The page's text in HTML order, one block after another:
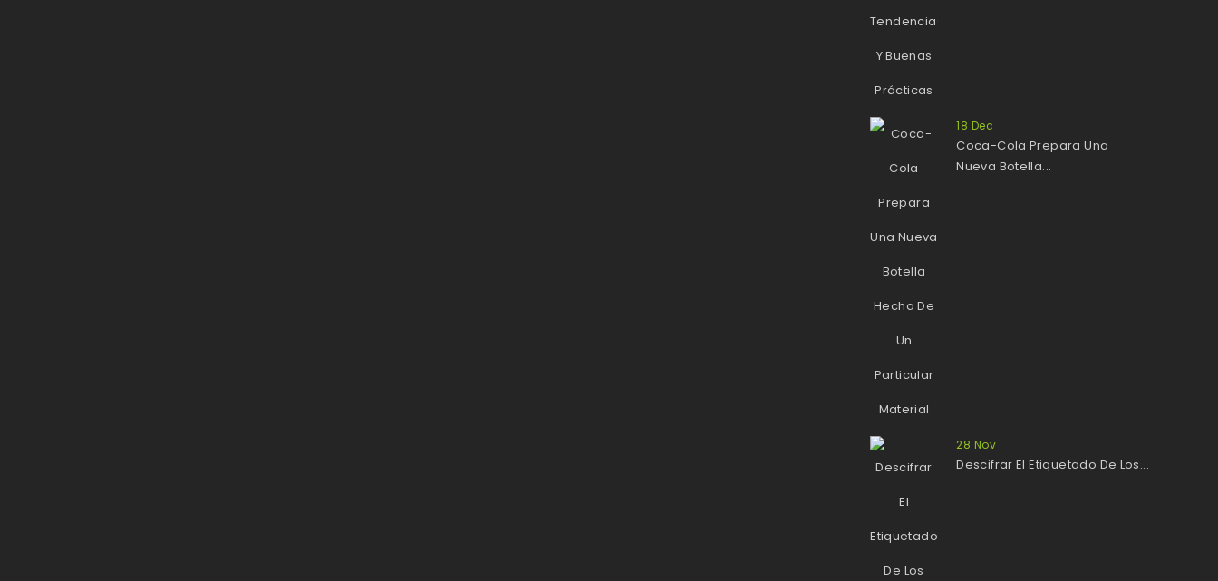
18 Dec
Coca-Cola Prepara Una
Nueva Botella...
28 Nov
Descifrar El Etiquetado De Los...